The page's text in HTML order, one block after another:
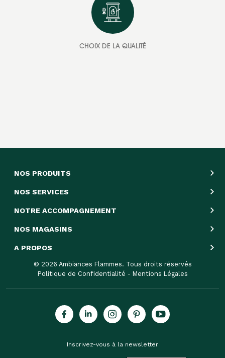
CHOIX DE LA QUALITÉ
NOS PRODUITS
NOS SERVICES
NOTRE ACCOMPAGNEMENT
NOS MAGASINS
A PROPOS
© 2026 Ambiances Flammes. Tous droits réservés
Politique de Confidentialité - Mentions Légales
Inscrivez-vous à la newsletter